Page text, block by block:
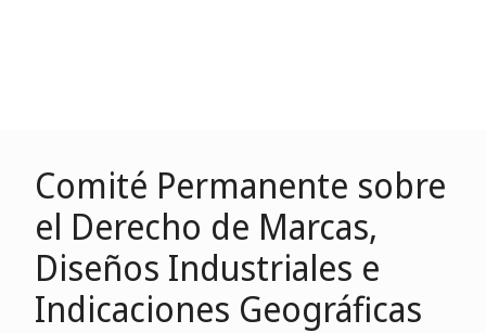
Comité Permanente sobre
el Derecho de Marcas,
Diseños Industriales e
Indicaciones Geográficas